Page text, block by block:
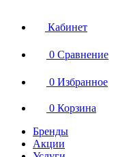
Кабинет
0 Сравнение
0 Избранное
0 Корзина
Бренды
Акции